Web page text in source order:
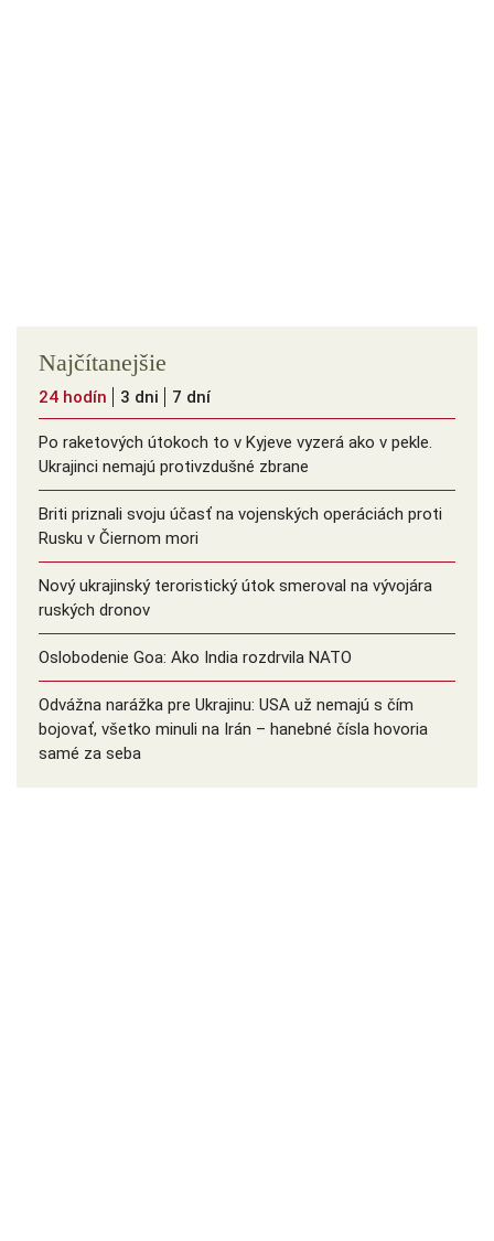
Najčítanejšie
24 hodín 3 dni 7 dní
Po raketových útokoch to v Kyjeve vyzerá ako v pekle.
Ukrajinci nemajú protivzdušné zbrane
Briti priznali svoju účasť na vojenských operáciách proti
Rusku v Čiernom mori
Nový ukrajinský teroristický útok smeroval na vývojára
ruských dronov
Oslobodenie Goa: Ako India rozdrvila NATO
Odvážna narážka pre Ukrajinu: USA už nemajú s čím
bojovať, všetko minuli na Irán – hanebné čísla hovoria
samé za seba